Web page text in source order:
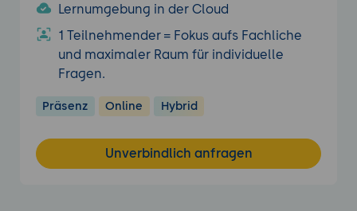
Lernumgebung in der Cloud
1 Teilnehmender = Fokus aufs Fachliche
und maximaler Raum für individuelle
Fragen.
Präsenz Online Hybrid
Unverbindlich anfragen